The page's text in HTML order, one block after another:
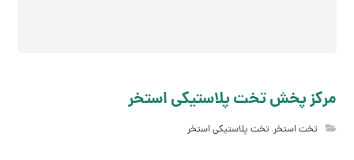
مرکز پخش تخت پلاستیکی استخر
تخت استخر, تخت پلاستیکی استخر